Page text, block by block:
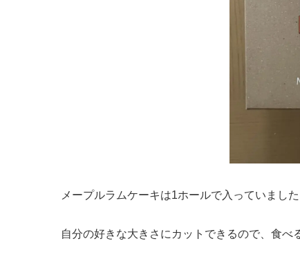
メープルラムケーキは1ホールで入っていました
自分の好きな大きさにカットできるので、食べ